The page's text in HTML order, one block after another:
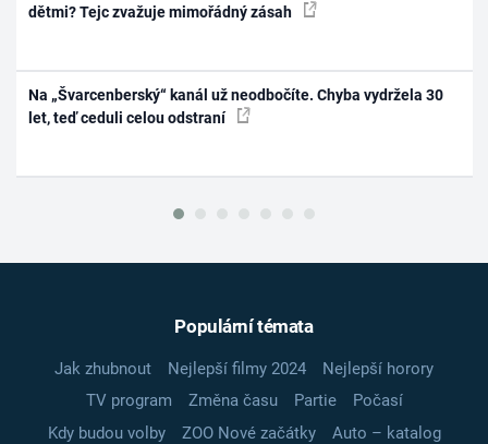
dětmi? Tejc zvažuje mimořádný zásah
Na „Švarcenberský“ kanál už neodbočíte. Chyba vydržela 30
let, teď ceduli celou odstraní
Populární témata
Jak zhubnout Nejlepší filmy 2024
Nejlepší horory
TV program
Změna času Partie
Počasí
Kdy budou volby
ZOO Nové začátky
Auto – katalog